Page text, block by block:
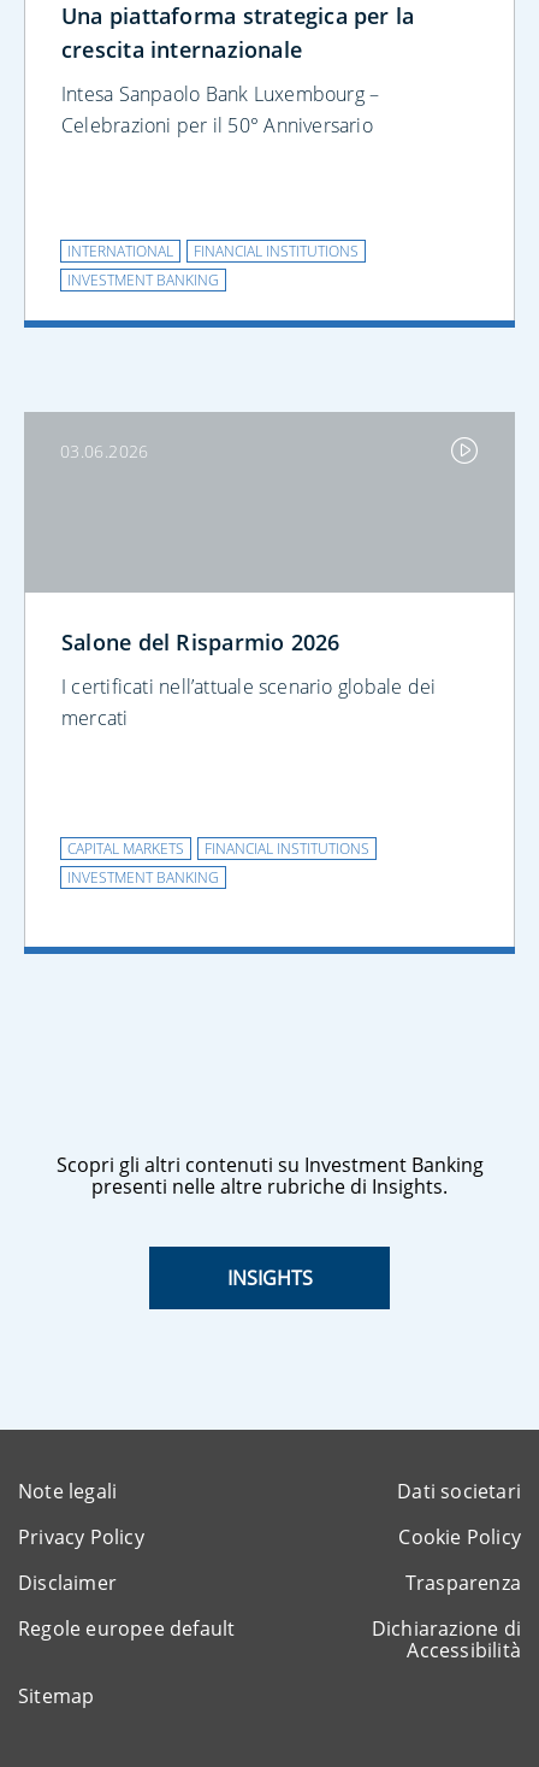
Una piattaforma strategica per la
crescita internazionale
Intesa Sanpaolo Bank Luxembourg –
Celebrazioni per il 50° Anniversario
INTERNATIONAL
FINANCIAL INSTITUTIONS
INVESTMENT BANKING
03.06.2026
Salone del Risparmio 2026
I certificati nell’attuale scenario globale dei
mercati
CAPITAL MARKETS
FINANCIAL INSTITUTIONS
INVESTMENT BANKING
Scopri gli altri contenuti su Investment Banking
presenti nelle altre rubriche di Insights.
INSIGHTS
Note legali
Dati societari
Privacy Policy
Cookie Policy
Disclaimer
Trasparenza
Regole europee default
Dichiarazione di
Accessibilità
Sitemap